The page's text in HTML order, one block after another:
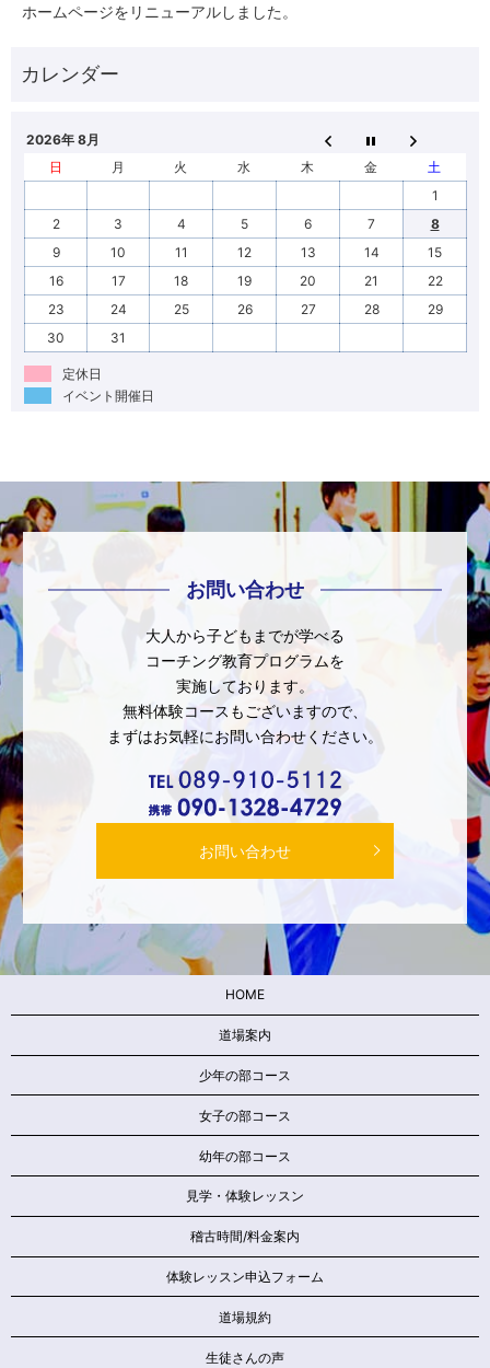
ホームページをリニューアルしました。
2026年 8月
日
月 火 水 木 金
土
1
2
3 4 5 6 7
8
9
10 11 12 13 14
15
16
17 18 19 20 21
22
23
24 25 26 27 28
29
30
31
定休日
イベント開催日
お問い合わせ
大人から子どもまでが学べる
コーチング教育プログラムを
実施しております。
無料体験コースもございますので、
まずはお気軽にお問い合わせください。
お問い合わせ
HOME
道場案内
少年の部コース
女子の部コース
幼年の部コース
見学・体験レッスン
稽古時間/料金案内
体験レッスン申込フォーム
道場規約
生徒さんの声